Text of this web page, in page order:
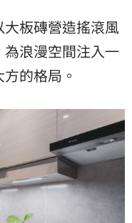
板磚營造搖滾風
浪漫空間注入一
的格局。